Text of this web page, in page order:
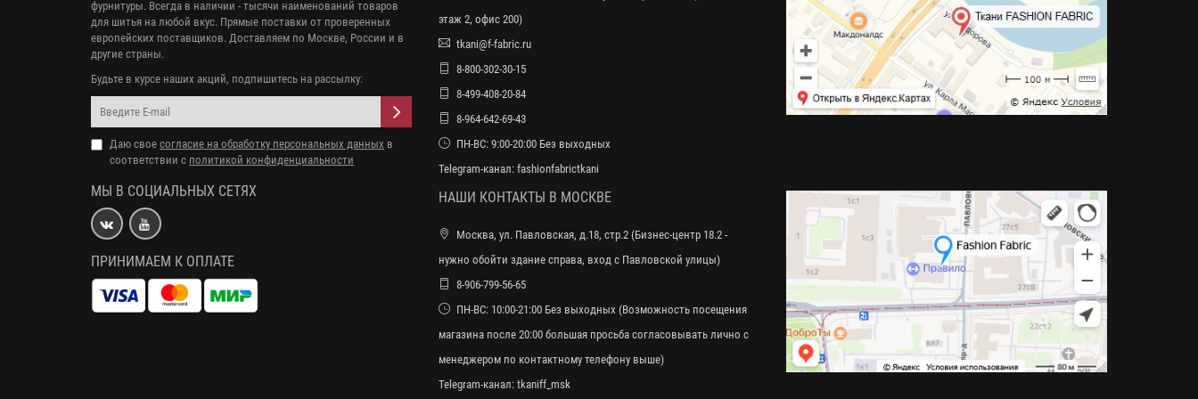
фурнитуры. Всегда в наличии - тысячи наименований товаров
для шитья на любой вкус. Прямые поставки от проверенных
европейских поставщиков. Доставляем по Москве, России и в
другие страны.
Будьте в курсе наших акций, подпишитесь на рассылку:
Даю свое согласие на обработку персональных данных в
соответствии с политикой конфиденциальности
МЫ В СОЦИАЛЬНЫХ СЕТЯХ
ПРИНИМАЕМ К ОПЛАТЕ
этаж 2, офис 200)
tkani@f-fabric.ru
8-800-302-30-15
8-499-408-20-84
8-964-642-69-43
ПН-ВС: 9:00-20:00 Без выходных
Telegram-канал: fashionfabrictkani
НАШИ КОНТАКТЫ В МОСКВЕ
Москва, ул. Павловская, д.18, стр.2 (Бизнес-центр 18.2 -
нужно обойти здание справа, вход с Павловской улицы)
8-906-799-56-65
ПН-ВС: 10:00-21:00 Без выходных (Возможность посещения
магазина после 20:00 большая просьба согласовывать лично с
менеджером по контактному телефону выше)
Telegram-канал: tkaniff_msk